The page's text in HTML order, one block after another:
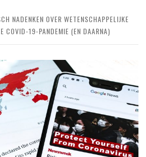
NADENKEN OVER WETENSCHAPPELIJKE
COVID-19-PANDEMIE (EN DAARNA)